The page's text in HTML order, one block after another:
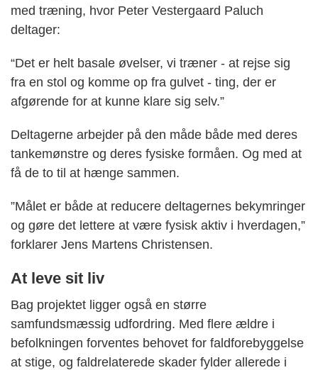
med træning, hvor Peter Vestergaard Paluch
deltager:
“Det er helt basale øvelser, vi træner - at rejse sig
fra en stol og komme op fra gulvet - ting, der er
afgørende for at kunne klare sig selv.”
Deltagerne arbejder på den måde både med deres
tankemønstre og deres fysiske formåen. Og med at
få de to til at hænge sammen.
”Målet er både at reducere deltagernes bekymringer
og gøre det lettere at være fysisk aktiv i hverdagen,”
forklarer Jens Martens Christensen.
At leve sit liv
Bag projektet ligger også en større
samfundsmæssig udfordring. Med flere ældre i
befolkningen forventes behovet for faldforebyggelse
at stige, og faldrelaterede skader fylder allerede i